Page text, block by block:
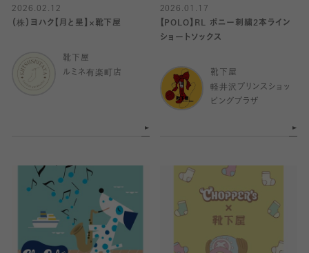
2026.02.12
（株）ヨハク【月と星】×靴下屋
靴下屋
ルミネ有楽町店
2026.01.17
【POLO】RL ポニー刺繍2本ライン
ショートソックス
靴下屋
軽井沢プリンスショッ
ピングプラザ